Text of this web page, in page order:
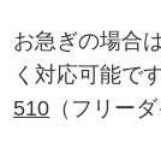
お急ぎの場合
く対応可能で
510 （フリー